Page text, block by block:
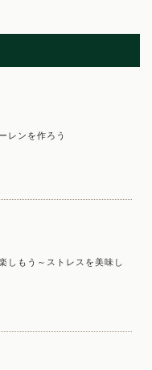
レンを作ろう
しもう～ストレスを美味し